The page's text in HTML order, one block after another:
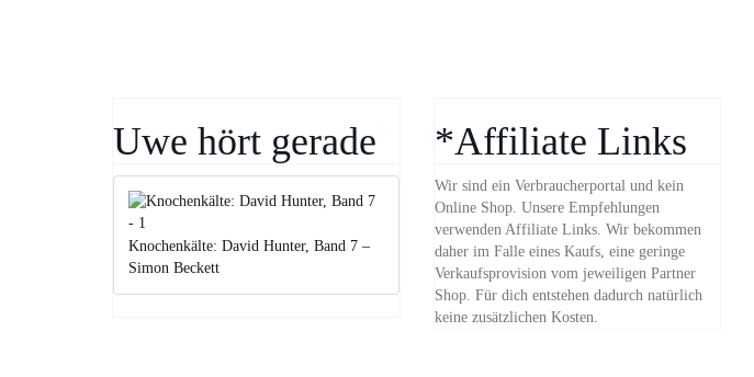
Uwe hört gerade
Knochenkälte: David Hunter, Band 7 –
Simon Beckett
*Affiliate Links
Wir sind ein Verbraucherportal und kein
Online Shop. Unsere Empfehlungen
verwenden Affiliate Links. Wir bekommen
daher im Falle eines Kaufs, eine geringe
Verkaufsprovision vom jeweiligen Partner
Shop. Für dich entstehen dadurch natürlich
keine zusätzlichen Kosten.